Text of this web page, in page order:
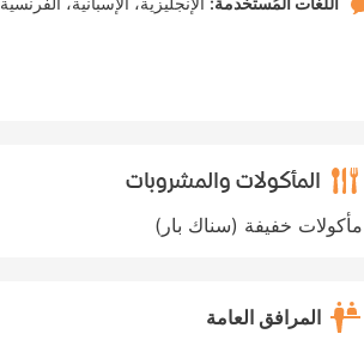
المأكولات والمشروبات
مأكولات خفيفة (سناك بار)
المرافق العامة